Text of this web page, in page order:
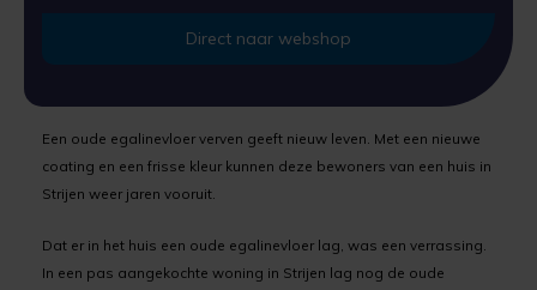
Colourcoat 2K
Clearcoat 2K
Cleaner
Nieuwbouw vloer verven
PVC vloer verven
Stenen vloer verven
Een oude egalinevloer verven geeft nieuw leven. Met een nieuwe
coating en een frisse kleur kunnen deze bewoners van een huis in
Strijen weer jaren vooruit.
Dat er in het huis een oude egalinevloer lag, was een verrassing.
In een pas aangekochte woning in Strijen lag nog de oude
Direct naar webshop